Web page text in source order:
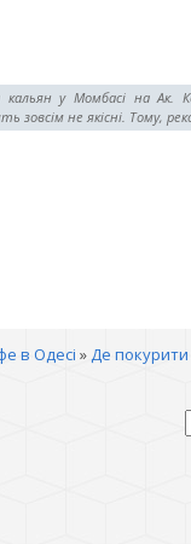
у Момбасі на Ак.
зовсім не якісні. Тому,
в Одесі »Де покурити